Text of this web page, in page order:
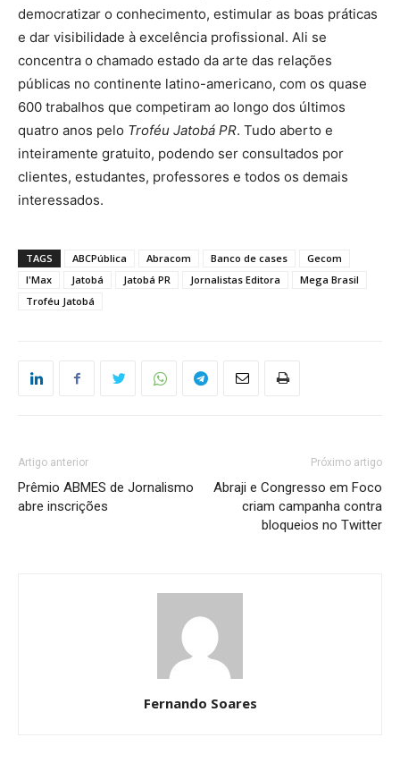
democratizar o conhecimento, estimular as boas práticas
e dar visibilidade à excelência profissional. Ali se
concentra o chamado estado da arte das relações
públicas no continente latino-americano, com os quase
600 trabalhos que competiram ao longo dos últimos
quatro anos pelo Troféu Jatobá PR. Tudo aberto e
inteiramente gratuito, podendo ser consultados por
clientes, estudantes, professores e todos os demais
interessados.
TAGS ABCPública Abracom Banco de cases
Gecom
I'Max
Jatobá Jatobá PR Jornalistas Editora
Mega Brasil
Troféu Jatobá
Artigo anterior
Prêmio ABMES de Jornalismo
abre inscrições
Próximo artigo
Abraji e Congresso em Foco
criam campanha contra
bloqueios no Twitter
Fernando Soares